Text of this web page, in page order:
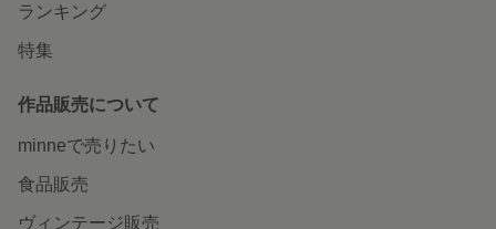
ランキング
特集
作品販売について
minneで売りたい
食品販売
ヴィンテージ販売